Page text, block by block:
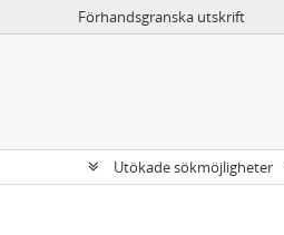
Förhandsgranska utskrift
Utökade sökmöjligheter